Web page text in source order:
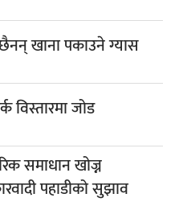
खाना पकाउने ग्यास
विस्तारमा जोड
समाधान खोज्न
पहाडीको सुझाव